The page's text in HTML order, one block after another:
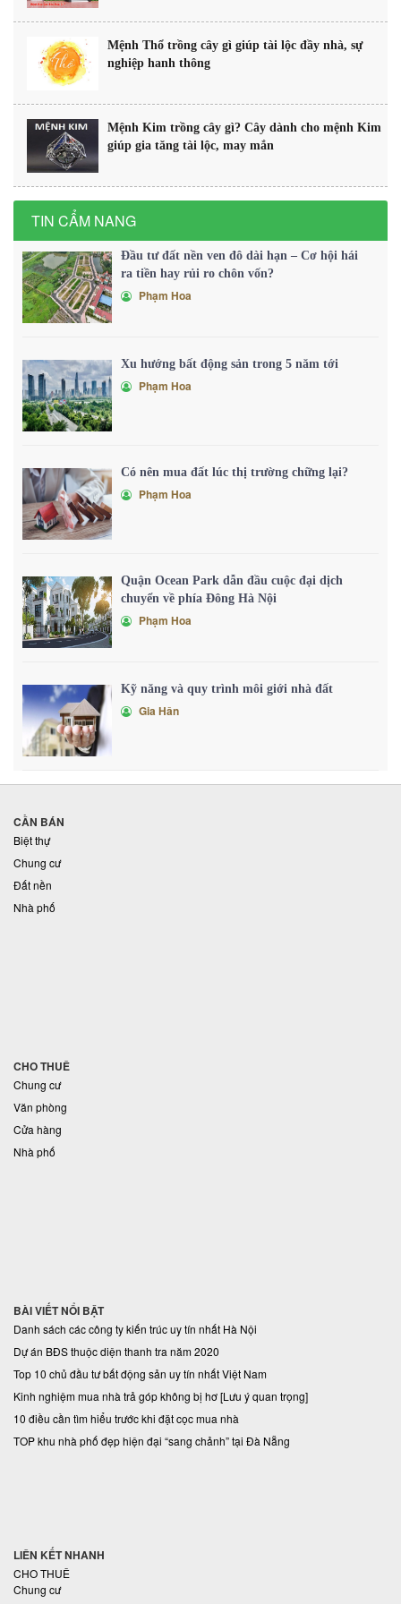
Mệnh Thổ trồng cây gì giúp tài lộc đầy nhà, sự
nghiệp hanh thông
Mệnh Kim trồng cây gì? Cây dành cho mệnh Kim
giúp gia tăng tài lộc, may mắn
TIN CẨM NANG
Đầu tư đất nền ven đô dài hạn – Cơ hội hái
ra tiền hay rủi ro chôn vốn?
Phạm Hoa
Xu hướng bất động sản trong 5 năm tới
Phạm Hoa
Có nên mua đất lúc thị trường chững lại?
Phạm Hoa
Quận Ocean Park dẫn đầu cuộc đại dịch
chuyển về phía Đông Hà Nội
Phạm Hoa
Kỹ năng và quy trình môi giới nhà đất
Gia Hân
CẦN BÁN
Biệt thự
Chung cư
Đất nền
Nhà phố
CHO THUÊ
Chung cư
Văn phòng
Cửa hàng
Nhà phố
BÀI VIẾT NỔI BẬT
Danh sách các công ty kiến trúc uy tín nhất Hà Nội
Dự án BĐS thuộc diện thanh tra năm 2020
Top 10 chủ đầu tư bất động sản uy tín nhất Việt Nam
Kinh nghiệm mua nhà trả góp không bị hơ [Lưu ý quan trọng]
10 điều cần tìm hiểu trước khi đặt cọc mua nhà
TOP khu nhà phố đẹp hiện đại “sang chảnh” tại Đà Nẵng
LIÊN KẾT NHANH
CHO THUÊ
Chung cư